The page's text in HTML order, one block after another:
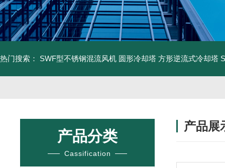
热门搜索： SWF型不锈钢混流风机 圆形冷却塔 方形逆流式冷却塔
产品分类
Cassification
产品展